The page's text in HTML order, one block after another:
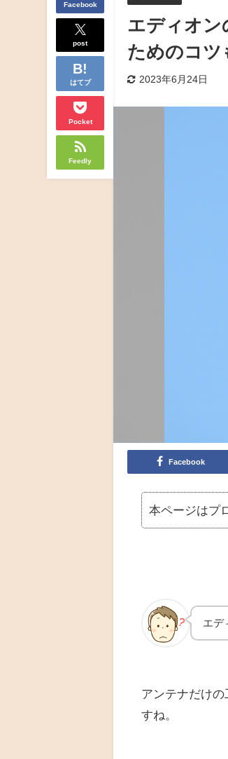
Facebook
post
はてブ
Pocket
Feedly
エディオン
ためのコツ
2023年6月24日
Facebook
本ページはプ
エデ
アンテナだけ
すね。